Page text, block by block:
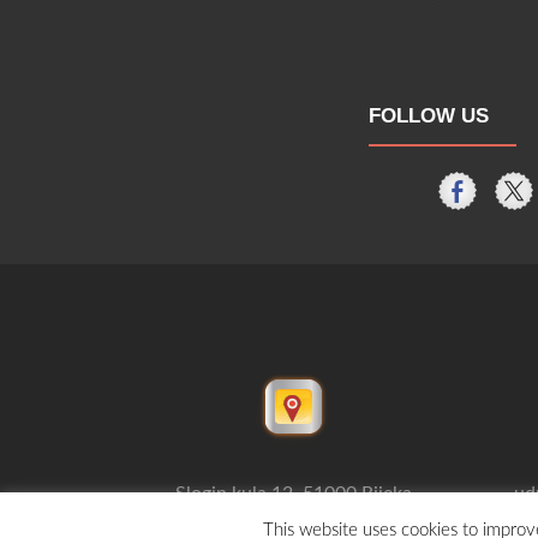
FOLLOW US
Slogin kula 12, 51000 Rijeka
This website uses cookies to